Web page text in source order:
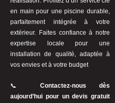
en main pour une piscine durable,
parfaitement intégrée à votre
extérieur. Faites confiance à notre
expertise locale pour une
installation de qualité, adaptée à
vos envies et à votre budget
📞Contactez-nous dès
aujourd’hui pour un devis gratuit